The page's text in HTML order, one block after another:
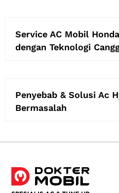
Service AC Mobil
dengan Teknologi
Penyebab & Solusi Ac
Bermasalah